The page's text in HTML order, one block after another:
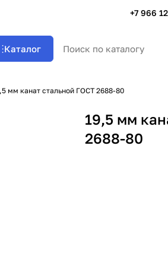
+7 966
Каталог
мм канат стальной ГОСТ 2688-80
19,5 мм
2688-80